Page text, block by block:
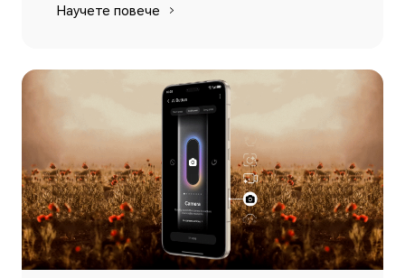
Научете повече